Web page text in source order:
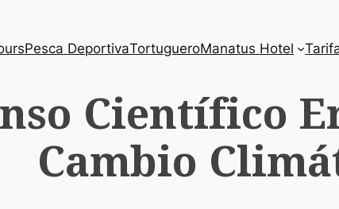
Pesca DeportivaTortugueroManatus Hotel
Científico
Cambio